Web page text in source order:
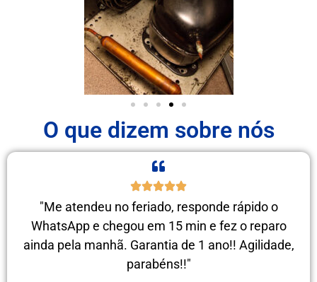
O que dizem sobre nós
"Me atendeu no feriado, responde rápido o
WhatsApp e chegou em 15 min e fez o reparo
ainda pela manhã. Garantia de 1 ano!! Agilidade,
parabéns!!"